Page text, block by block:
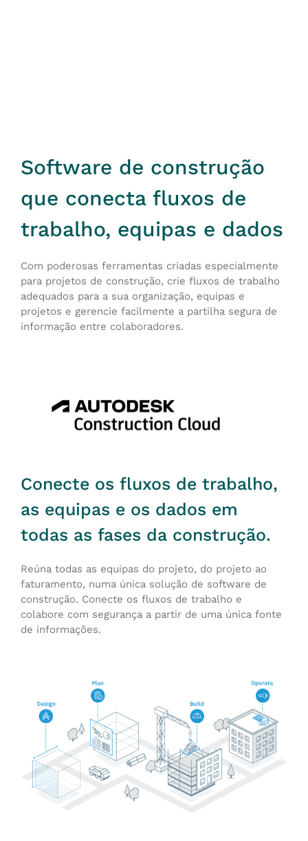
Software de construção
que conecta fluxos de
trabalho, equipas e dados
Com poderosas ferramentas criadas especialmente
para projetos de construção, crie fluxos de trabalho
adequados para a sua organização, equipas e
projetos e gerencie facilmente a partilha segura de
informação entre colaboradores.
Conecte os fluxos de trabalho,
as equipas e os dados em
todas as fases da construção.
Reúna todas as equipas do projeto, do projeto ao
faturamento, numa única solução de software de
construção. Conecte os fluxos de trabalho e
colabore com segurança a partir de uma única fonte
de informações.